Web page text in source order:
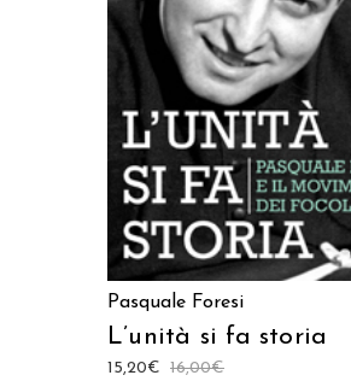
AGGIUNGI AL CARRELLO
Pasquale Foresi
L’unità si fa storia
16,00€
15,20€